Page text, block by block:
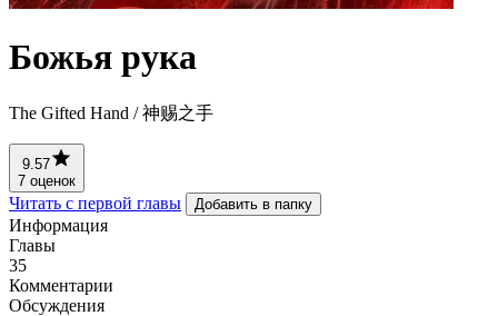
Божья рука
The Gifted Hand / 神赐之手
9.57
7 оценок
Читать с первой главы Добавить в папку
Информация
Главы
35
Комментарии
Обсуждения